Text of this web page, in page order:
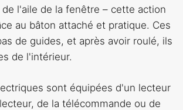
de l'aile de la fenêtre – cette action
au bâton attaché et pratique. Ces
de guides, et après avoir roulé, ils
de l'intérieur.
sont équipées d'un lecteur
de la télécommande ou de